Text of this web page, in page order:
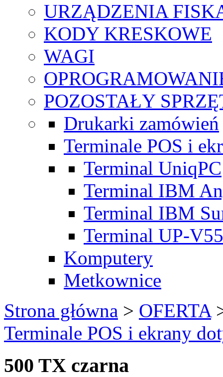
URZĄDZENIA
KODY KRESKOWE
WAGI
POZOSTAŁY
Drukarki zamówień
Terminale POS i
Terminal UniqPC
Terminal IBM
Terminal IBM
Terminal UP-
Komputery
Metkownice
Strona główna > OFERTA
Terminale POS i ekrany
500 TX czarna